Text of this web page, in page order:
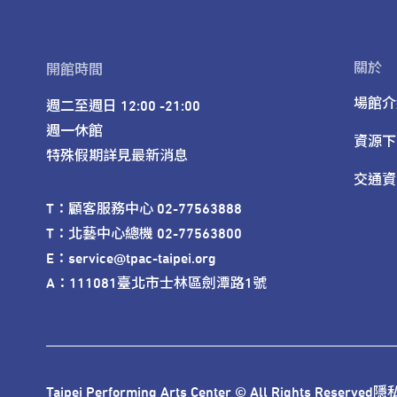
開館時間
週二至週日 12:00 -21:00
週一休館
特殊假期詳見最新消息
T：顧客服務中心 02-77563888
T：北藝中心總機 02-77563800
E：service@tpac-taipei.org
A：111081臺北市士林區劍潭路1號
關於
場館
資源
交通
Taipei Performing Arts Center © All Rights Reserved隱